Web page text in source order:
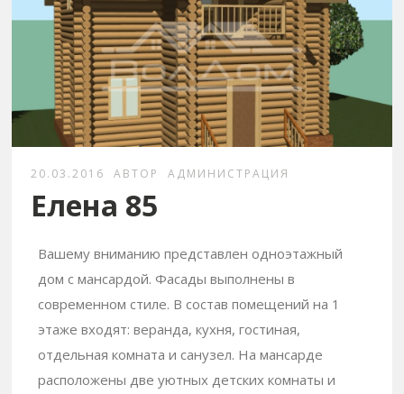
20.03.2016 АВТОР АДМИНИСТРАЦИЯ
Елена 85
Вашему вниманию представлен одноэтажный
дом с мансардой. Фасады выполнены в
современном стиле. В состав помещений на 1
этаже входят: веранда, кухня, гостиная,
отдельная комната и санузел. На мансарде
расположены две уютных детских комнаты и